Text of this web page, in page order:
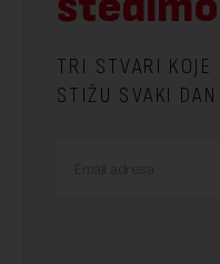
TRI STVARI
STIŽU SVAKI